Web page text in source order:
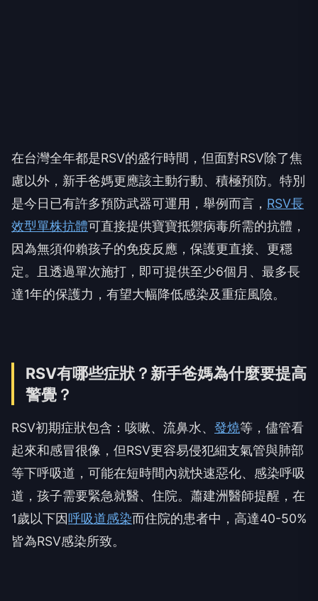
在台灣全年都是RSV的盛行時間，但面對RSV除了焦
慮以外，新手爸媽更應該主動行動、積極預防。特別
是今日已有許多預防武器可運用，舉例而言， RSV長
效型單株抗體可直接提供寶寶抵禦病毒所需的抗體，
因為無須仰賴孩子的免疫反應，保護更直接、更穩
定。且透過單次施打，即可提供至少6個月、最多長
達1年的保護力，有望大幅降低感染及重症風險。
RSV有哪些症狀？新手爸媽為什麼要提高
警覺？
RSV初期症狀包含：咳嗽、流鼻水、 發燒等，儘管看
起來和感冒很像，但RSV更容易侵犯細支氣管與肺部
等下呼吸道，可能在短時間內就快速惡化、感染呼吸
道，孩子需要緊急就醫、住院。蕭建洲醫師提醒，在
1歲以下因呼吸道感染而住院的患者中，高達40-50%
皆為RSV感染所致。